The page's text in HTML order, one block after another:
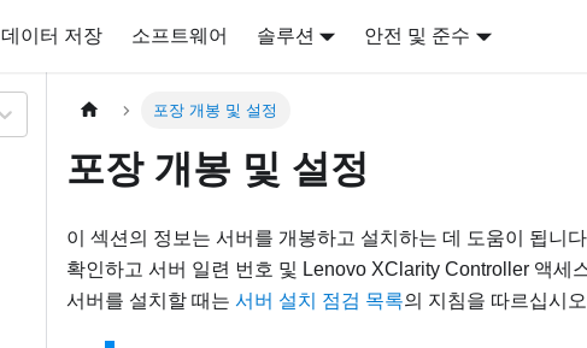
데이터 저장 소프트웨어 솔루션 안전 및 준수
포장 개봉 및 설정
포장 개봉 및 설정
이 섹션의 정보는 서버를 개봉하고 설치하는 데 도움이 됩니
확인하고 서버 일련 번호 및 Lenovo XClarity Controller 액세
서버를 설치할 때는 서버 설치 점검 목록의 지침을 따르십시